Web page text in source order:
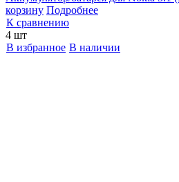
корзину Подробнее
К сравнению
4 шт
В избранное В наличии